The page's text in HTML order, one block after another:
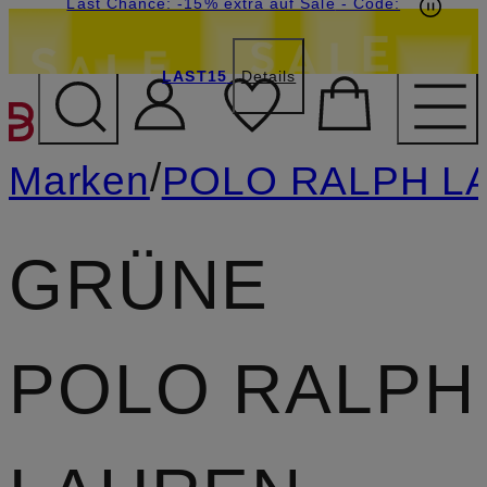
ZUM HAUPTINHALT
LAST15 Details
Marken/POLO RALPH
GRÜNE
POLO RALPH